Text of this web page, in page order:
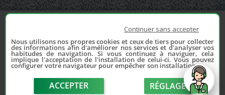
Continuer sans accepter
Nous utilisons nos propres cookies et ceux de tiers pour collecter
des informations afin d'améliorer nos services et d'analyser vos
habitudes de navigation. Si vous continuez à naviguer, cela
implique l'acceptation de l'installation de celui-ci. Vous pouvez
configurer votre navigateur pour empêcher son installation.
ACCEPTER RÉGLAGE